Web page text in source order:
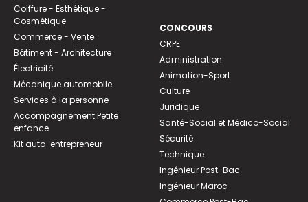
Coiffure - Esthétique -
Cosmétique
Commerce - Vente
Bâtiment - Architecture
Électricité
Mécanique automobile
Services à la personne
Accompagnement Petite
enfance
Kit auto-entrepreneur
CONCOURS
CRPE
Administration
Animation-Sport
Culture
Juridique
Santé-Social et Médico-Social
Sécurité
Technique
Ingénieur Post-Bac
Ingénieur Maroc